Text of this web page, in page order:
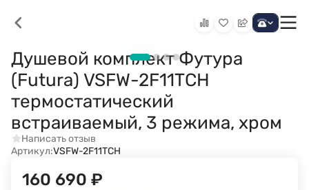
Душевой комплект Футура
(Futura) VSFW-2F11TCH
термостатический
встраиваемый, 3 режима, хром
Написать отзыв
Артикул:VSFW-2F11TCH
160 690 ₽